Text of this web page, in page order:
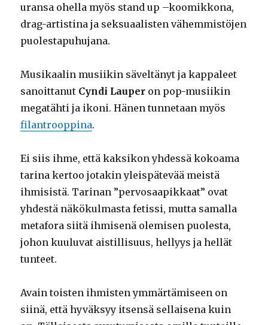
uransa ohella myös stand up –koomikkona,
drag-artistina ja seksuaalisten vähemmistöjen
puolestapuhujana.
Musikaalin musiikin säveltänyt ja kappaleet
sanoittanut Cyndi Lauper on pop-musiikin
megatähti ja ikoni. Hänen tunnetaan myös
filantrooppina.
Ei siis ihme, että kaksikon yhdessä kokoama
tarina kertoo jotakin yleispätevää meistä
ihmisistä. Tarinan ”pervosaapikkaat” ovat
yhdestä näkökulmasta fetissi, mutta samalla
metafora siitä ihmisenä olemisen puolesta,
johon kuuluvat aistillisuus, hellyys ja hellät
tunteet.
Avain toisten ihmisten ymmärtämiseen on
siinä, että hyväksyy itsensä sellaisena kuin